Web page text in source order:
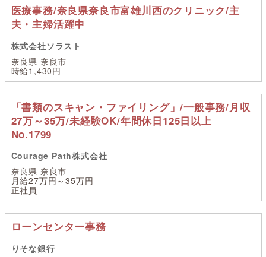
医療事務/奈良県奈良市富雄川西のクリニック/主
夫・主婦活躍中
株式会社ソラスト
奈良県 奈良市
時給1,430円
「書類のスキャン・ファイリング」/一般事務/月収
27万～35万/未経験OK/年間休日125日以上
No.1799
Courage Path株式会社
奈良県 奈良市
月給27万円～35万円
正社員
ローンセンター事務
りそな銀行